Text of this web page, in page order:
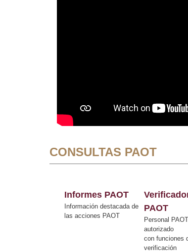
CONSULTAS PAOT
Informes PAOT
Información destacada de
las acciones PAOT
PAOT
Personal PAOT
autorizado
con funciones
verificación